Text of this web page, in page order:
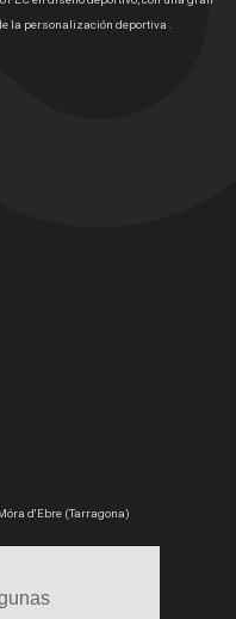
la personalización deportiva .
d'Ebre (Tarragona)